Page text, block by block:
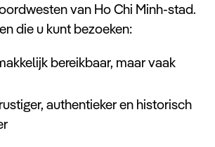
van Ho Chi Minh-stad.
die u kunt bezoeken:
bereikbaar, maar vaak
authentieker en historisch